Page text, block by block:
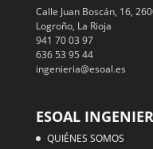
Calle Juan Boscán, 16,
Logroño, La Rioja
941 70 03 97
636 53 95 44
ingenieria@esoal.es
ESOAL
QUIÉNES SOMOS